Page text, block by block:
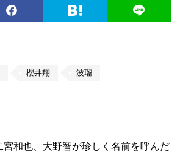
櫻井翔 波瑠
宮和也、大野智が珍しく名前を呼んだ